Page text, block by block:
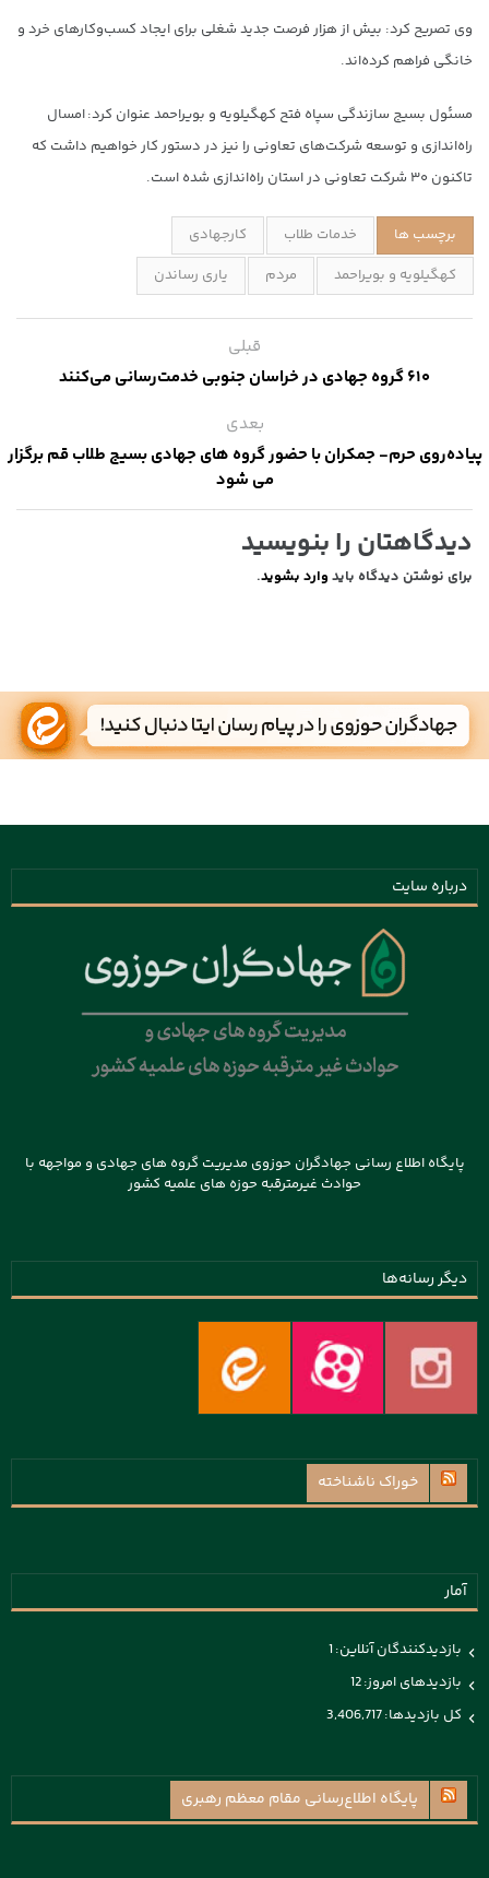
وی تصریح کرد: بیش از هزار فرصت جدید شغلی برای ایجاد کسب‌وکارهای خرد و
خانگی فراهم کرده‌اند.
مسئول بسیج سازندگی سپاه فتح کهگیلویه و بویراحمد عنوان کرد: امسال
راه‌اندازی و توسعه شرکت‌های تعاونی را نیز در دستور کار خواهیم داشت که
تاکنون ۳۰ شرکت تعاونی در استان راه‌اندازی شده است.
برچسب ها خدمات طلاب
کارجهادی
کهگیلویه و بویراحمد
مردم یاری رساندن
قبلی
۶۱۰ گروه جهادی در خراسان جنوبی خدمت‌رسانی می‌کنند
بعدی
پیاده‌روی حرم- جمکران با حضور گروه های جهادی بسیج طلاب قم برگزار
می شود
دیدگاهتان را بنویسید
برای نوشتن دیدگاه باید وارد بشوید.
درباره سایت
پایگاه اطلاع رسانی جهادگران حوزوی مدیریت گروه های جهادی و مواجهه با
حوادث غیرمترقبه حوزه های علمیه کشور
دیگر رسانه‌ها
خوراک ناشناخته
آمار
بازدیدکنندگان آنلاین:1
بازدیدهای امروز:12
کل بازدیدها:3,406,717
پايگاه اطلاع‌رسانی مقام معظم رهبری